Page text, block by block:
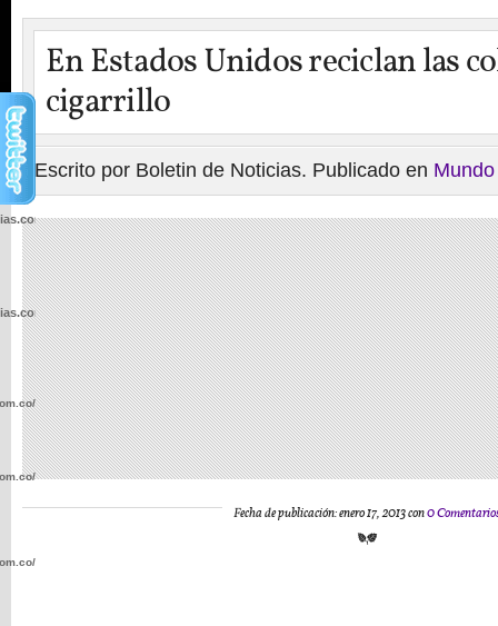
En Estados Unidos reciclan las
cigarrillo
Escrito por Boletin de Noticias. Publicado en
Fecha de publicación: enero 17, 2013 con0
wp-
wp-
wp-
wp-
wp-